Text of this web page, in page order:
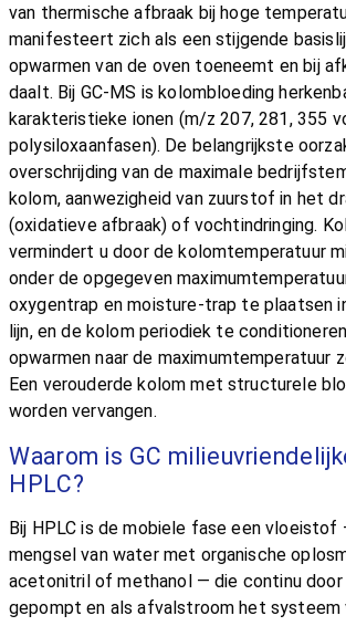
van thermische afbraak bij hoge
manifesteert zich als een stijgende
opwarmen van de oven toeneemt en bij
daalt. Bij GC-MS is kolombloeding
karakteristieke ionen (m/z 207, 281, 355
polysiloxaanfasen). De belangrijkste
overschrijding van de maximale
kolom, aanwezigheid van zuurstof in het
(oxidatieve afbraak) of vochtindringing.
vermindert u door de kolomtemperatuur
onder de opgegeven
oxygentrap en moisture-trap te plaatsen
lijn, en de kolom periodiek te
opwarmen naar de maximumtemperatuur
Een verouderde kolom met structurele
worden vervangen.
Waarom is GC
HPLC?
Bij HPLC is de mobiele fase een vloeistof
mengsel van water met organische
acetonitril of methanol — die continu
gepompt en als afvalstroom het systeem